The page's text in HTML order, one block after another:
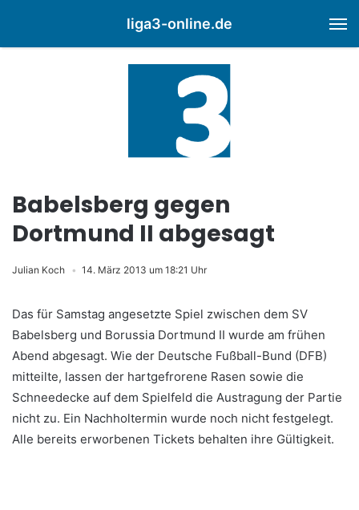
liga3-online.de
Babelsberg gegen
Dortmund II abgesagt
Julian Koch 14. März 2013 um 18:21 Uhr
Das für Samstag angesetzte Spiel zwischen dem SV
Babelsberg und Borussia Dortmund II wurde am frühen
Abend abgesagt. Wie der Deutsche Fußball-Bund (DFB)
mitteilte, lassen der hartgefrorene Rasen sowie die
Schneedecke auf dem Spielfeld die Austragung der Partie
nicht zu. Ein Nachholtermin wurde noch nicht festgelegt.
Alle bereits erworbenen Tickets behalten ihre Gültigkeit.